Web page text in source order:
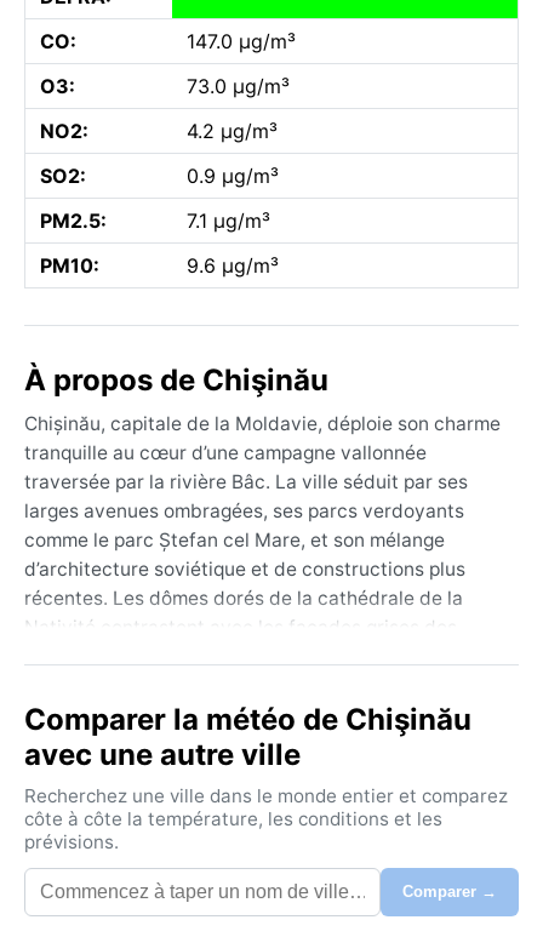
CO:
147.0 µg/m³
O3:
73.0 µg/m³
NO2:
4.2 µg/m³
SO2:
0.9 µg/m³
PM2.5:
7.1 µg/m³
PM10:
9.6 µg/m³
À propos de Chişinău
Chișinău, capitale de la Moldavie, déploie son charme
tranquille au cœur d’une campagne vallonnée
traversée par la rivière Bâc. La ville séduit par ses
larges avenues ombragées, ses parcs verdoyants
comme le parc Ștefan cel Mare, et son mélange
d’architecture soviétique et de constructions plus
récentes. Les dômes dorés de la cathédrale de la
Nativité contrastent avec les façades grises des
est paisible, presque provinciale, avec une population
qui apprécie les terrasses en été et les marchés
animés.
Sous la classification de Köppen Dfb, Chișinău
connaît un climat continental humide à été chaud. Les
étés sont chauds mais rarement étouffants, avec des
températures moyennes autour de 20-25 °C et des
Comparer la météo de Chişinău
avec une autre ville
Recherchez une ville dans le monde entier et comparez
côte à côte la température, les conditions et les
prévisions.
Comparer →